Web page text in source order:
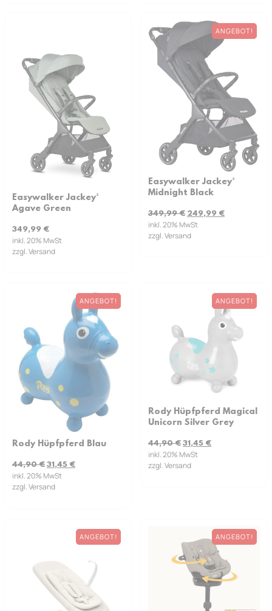
Easywalker Jackey²
Agave Green
349,99 €
inkl. 20% MwSt
zzgl. Versand
ANGEBOT!
Easywalker Jackey²
Midnight Black
349,99€ 249,99 €
inkl. 20% MwSt
zzgl. Versand
ANGEBOT!
Rody Hüpfpferd Blau
44,90€ 31,45 €
inkl. 20% MwSt
zzgl. Versand
ANGEBOT!
Rody Hüpfpferd Magical
Unicorn Silver Grey
44,90€ 31,45 €
inkl. 20% MwSt
zzgl. Versand
ANGEBOT! ANGEBOT!